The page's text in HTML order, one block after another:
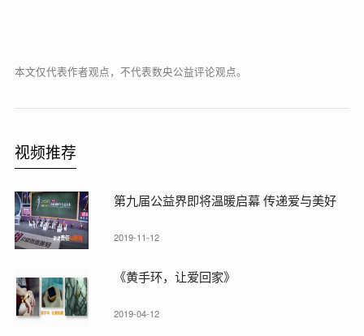
本文仅代表作者观点，不代表数央公益评论观点。
视频推荐
第九届公益界即将温暖启幕 传递爱与美好
2019-11-12
《黄手环，让爱回家》
2019-04-12